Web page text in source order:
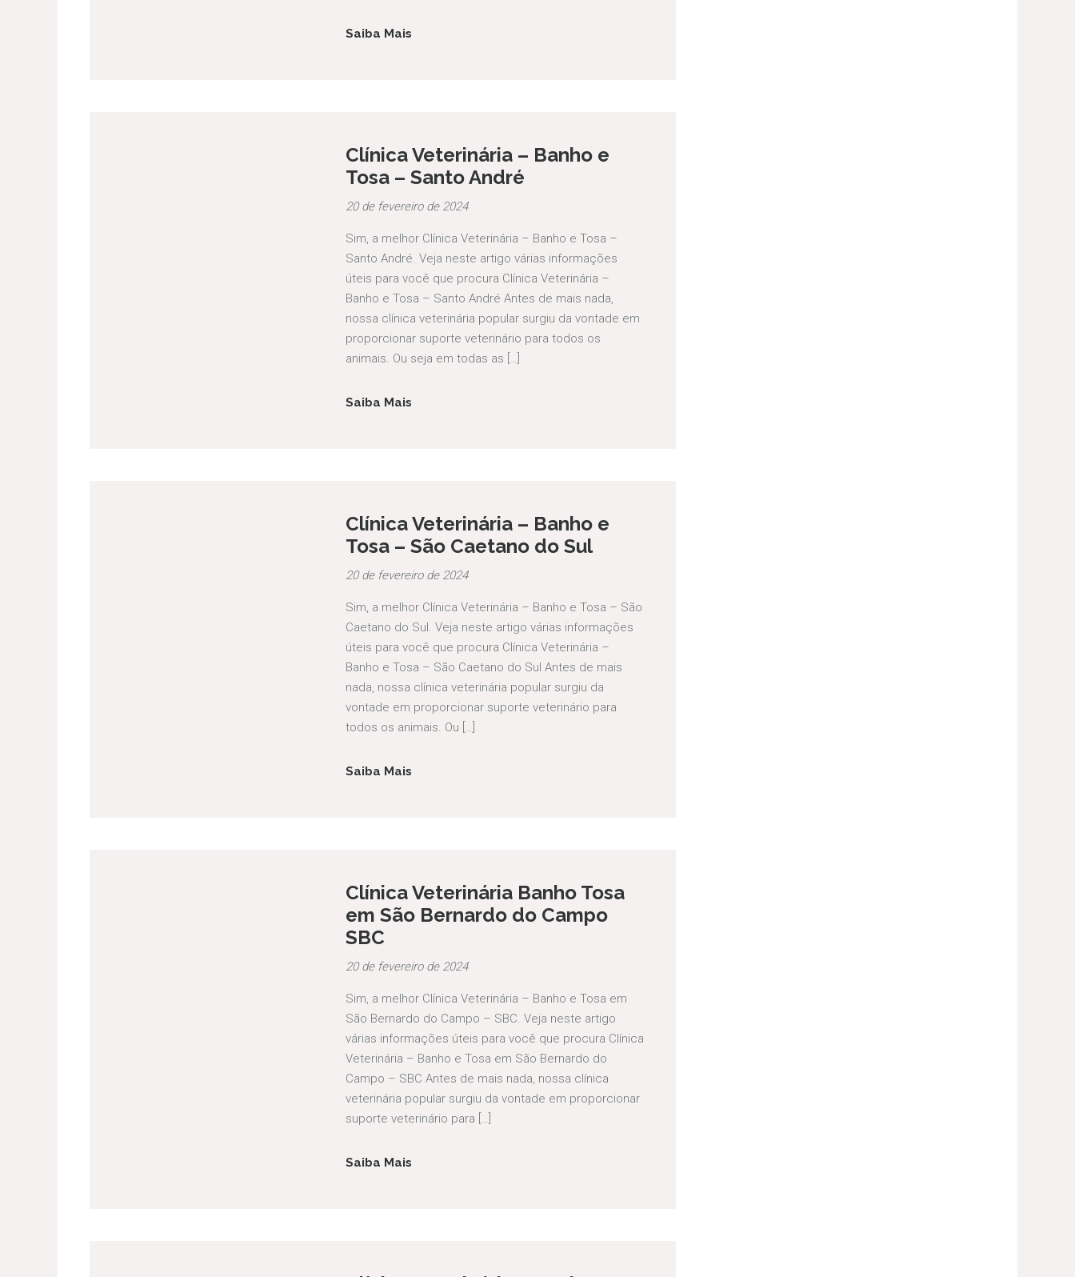
Saiba Mais
Clínica Veterinária – Banho e
Tosa – Santo André
20 de fevereiro de 2024
Sim, a melhor Clínica Veterinária – Banho e Tosa –
Santo André. Veja neste artigo várias informações
úteis para você que procura Clínica Veterinária –
Banho e Tosa – Santo André Antes de mais nada,
nossa clínica veterinária popular surgiu da vontade em
proporcionar suporte veterinário para todos os
animais. Ou seja em todas as […]
Saiba Mais
Clínica Veterinária – Banho e
Tosa – São Caetano do Sul
20 de fevereiro de 2024
Sim, a melhor Clínica Veterinária – Banho e Tosa – São
Caetano do Sul. Veja neste artigo várias informações
úteis para você que procura Clínica Veterinária –
Banho e Tosa – São Caetano do Sul Antes de mais
nada, nossa clínica veterinária popular surgiu da
vontade em proporcionar suporte veterinário para
todos os animais. Ou […]
Saiba Mais
Clínica Veterinária Banho Tosa
em São Bernardo do Campo
SBC
20 de fevereiro de 2024
Sim, a melhor Clínica Veterinária – Banho e Tosa em
São Bernardo do Campo – SBC. Veja neste artigo
várias informações úteis para você que procura Clínica
Veterinária – Banho e Tosa em São Bernardo do
Campo – SBC Antes de mais nada, nossa clínica
veterinária popular surgiu da vontade em proporcionar
suporte veterinário para […]
Saiba Mais